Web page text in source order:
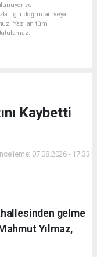
ve
ilgili doğrudan veya
Yazılan tüm
Kaybetti
07.08.2026 - 17:33
gelme
Yılmaz,